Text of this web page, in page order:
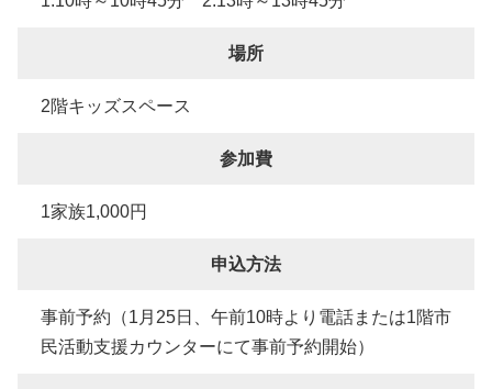
場所
2階キッズスペース
参加費
1家族1,000円
申込方法
事前予約（1月25日、午前10時より電話または1階市
民活動支援カウンターにて事前予約開始）